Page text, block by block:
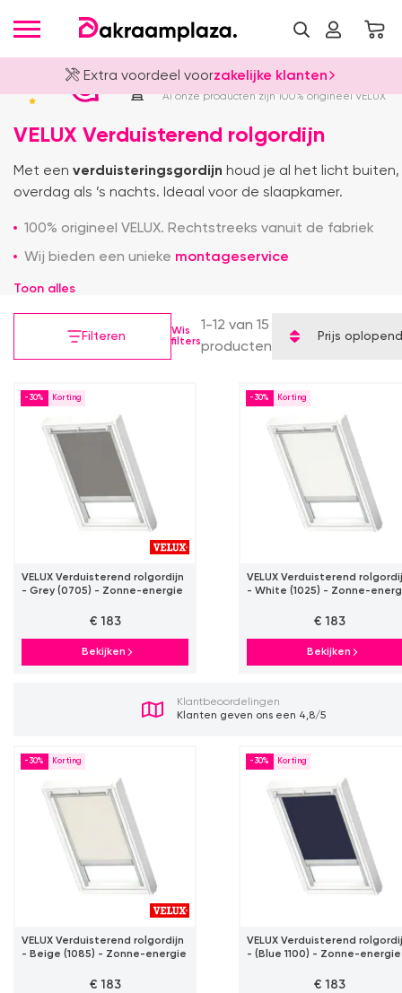
Wij kunnen ook jouwdakraam
Officieel VELUX Dealer
Al onze producten zijn 100% origineel VELUX
VELUX Verduisterend rolgordijn
Met een verduisteringsgordijn houd je al het licht buiten,
overdag als ’s nachts. Ideaal voor de slaapkamer.
100% origineel VELUX. Rechtstreeks vanuit de fabriek
Wij bieden een unieke montageservice
Toon alles
Filteren
Wis
filters
1-12 van 15
producten
Prijs oplopend
-30%
VELUX Verduisterend rolgordijn
- Grey (0705) - Zonne-energie
€ 183
Bekijken
-30%
VELUX Verduisterend
- White (1025) - Zonne-
€ 183
Bekijken
Klantbeoordelingen
Klanten geven ons een 4,8/5
-30%
VELUX Verduisterend rolgordijn
- Beige (1085) - Zonne-energie
€ 183
-30%
VELUX Verduisterend
- (Blue 1100) - Zonne-energie
€ 183